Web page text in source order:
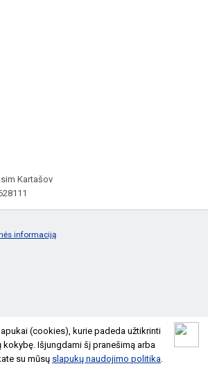
(cookies), kurie padeda užtikrinti
Išjungdami šį pranešimą arba
su mūsų slapukų naudojimo politika
Kartašov
informaciją